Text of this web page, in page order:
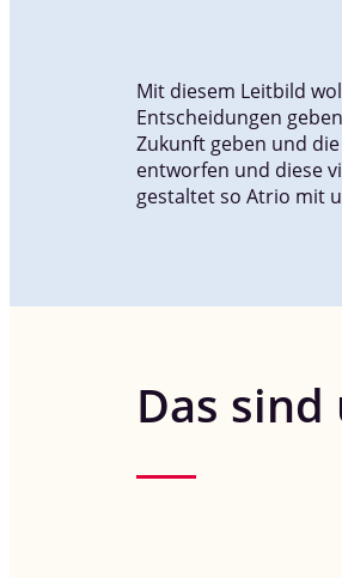
Mit diesem Leitbild
Entscheidungen
Zukunft geben und
entworfen und diese
gestaltet so Atrio mit
Das